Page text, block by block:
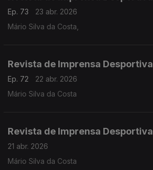
Ep. 73
23 abr. 2026
Mário Silva da Costa,
Revista de Imprensa Desportiva
Ep. 72
22 abr. 2026
Mário Silva da Costa
Revista de Imprensa Desportiva
21 abr. 2026
Mário Silva da Costa